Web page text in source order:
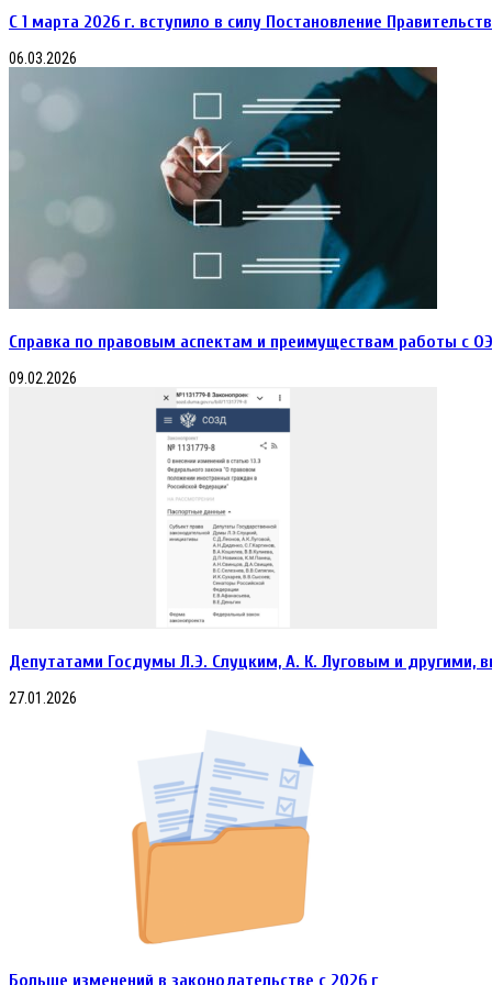
С 1 марта 2026 г. вступило в силу Постановление
06.03.2026
Справка по правовым аспектам и преимуществам работы с
09.02.2026
Депутатами Госдумы Л.Э. Слуцким, А. К. Луговым и другими,
27.01.2026
Больше изменений в законодательстве с 2026 г